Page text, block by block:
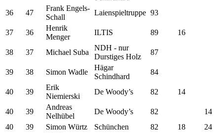
36 47
Frank Engels-
Schall
Laienspieltruppe 93
37 36
Henrik
Menger
ILTIS 89 16
38 37 Michael Suba
NDH - nur
Durstiges Holz
87
39 38 Simon Wadle
Hägar
Schindhard
84
40 39
Erik
Niemierski
De Woody’s 82 14
40 39
Andreas
Nelhübel
De Woody’s 82
14
40
39 Simon Würtz Schünchen 82 18
24